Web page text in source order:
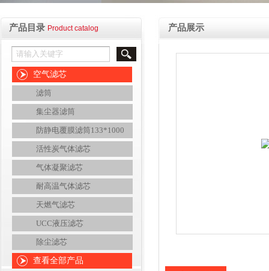
产品目录 Product catalog
空气滤芯
滤筒
集尘器滤筒
防静电覆膜滤筒133*1000
活性炭气体滤芯
气体凝聚滤芯
耐高温气体滤芯
天燃气滤芯
UCC液压滤芯
除尘滤芯
查看全部产品
产品展示